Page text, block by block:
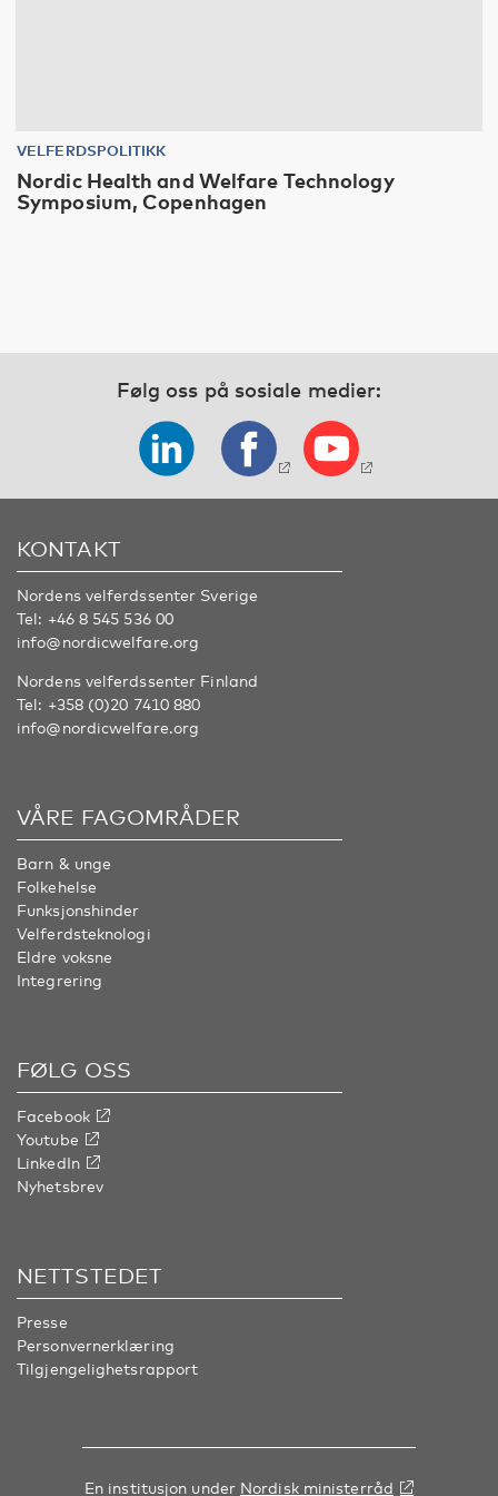
VELFERDSPOLITIKK
Nordic Health and Welfare Technology
Symposium, Copenhagen
Følg oss på sosiale medier:
KONTAKT
Nordens velferdssenter Sverige
Tel: +46 8 545 536 00
info@nordicwelfare.org
Nordens velferdssenter Finland
Tel: +358 (0)20 7410 880
info@nordicwelfare.org
VÅRE FAGOMRÅDER
Barn & unge
Folkehelse
Funksjonshinder
Velferdsteknologi
Eldre voksne
Integrering
FØLG OSS
Facebook
Youtube
LinkedIn
Nyhetsbrev
NETTSTEDET
Presse
Personvernerklæring
Tilgjengelighetsrapport
En institusjon under Nordisk ministerråd